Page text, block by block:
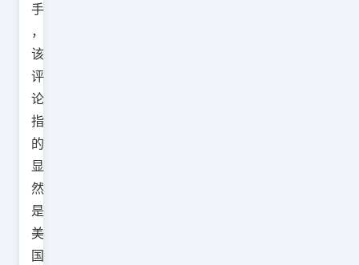
手
，
该
评
论
指
的
显
然
是
美
国